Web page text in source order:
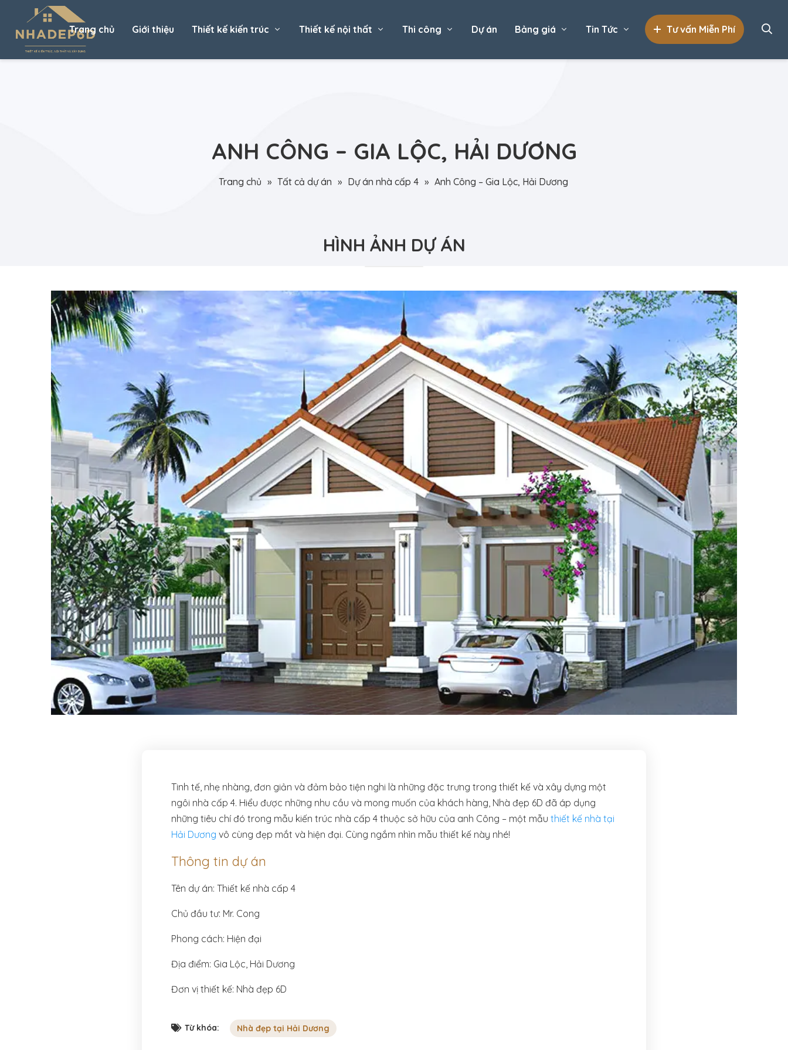
Trang chủ Giới thiệu Thiết kế kiến trúc Thiết kế nội thất Thi công Dự án Bảng giá Tin Tức Tư vấn Miễn Phí
ANH CÔNG – GIA LỘC, HẢI DƯƠNG
Trang chủ » Tất cả dự án » Dự án nhà cấp 4 » Anh Công – Gia Lộc, Hải Dương
HÌNH ẢNH DỰ ÁN
Tinh tế, nhẹ nhàng, đơn giản và đảm bảo tiện nghi là những đặc trưng trong thiết kế và xây dựng một
ngôi nhà cấp 4. Hiểu được những nhu cầu và mong muốn của khách hàng, Nhà đẹp 6D đã áp dụng
những tiêu chí đó trong mẫu kiến trúc nhà cấp 4 thuộc sở hữu của anh Công – một mẫu thiết kế nhà tại
Hải Dương vô cùng đẹp mắt và hiện đại. Cùng ngắm nhìn mẫu thiết kế này nhé!
Thông tin dự án
Tên dự án: Thiết kế nhà cấp 4
Chủ đầu tư: Mr. Cong
Phong cách: Hiện đại
Địa điểm: Gia Lộc, Hải Dương
Đơn vị thiết kế: Nhà đẹp 6D
Từ khóa: Nhà đẹp tại Hải Dương